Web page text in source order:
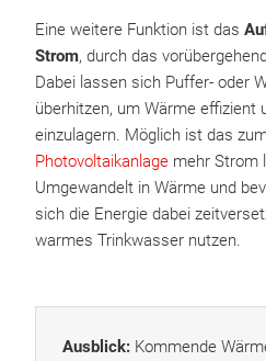
Eine weitere Funktion ist das
Strom, durch das
Dabei lassen sich Puffer- oder
überhitzen, um Wärme effizient
einzulagern. Möglich ist das
Photovoltaikanlage mehr Strom
Umgewandelt in Wärme und
sich die Energie dabei
warmes Trinkwasser nutzen.
Ausblick: Kommende